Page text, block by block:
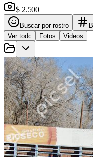
$ 2.500
Buscar por rostro
Ver todo
Fotos Videos